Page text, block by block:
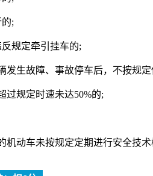
的;
反规定牵引挂车的;
发生故障、事故停车后，不按规
过规定时速未达50%的;
机动车未按规定定期进行安全技